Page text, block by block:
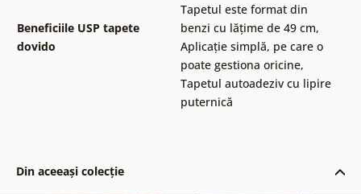
Beneficiile USP tapete
dovido
Tapetul este format din
benzi cu lățime de 49 cm,
Aplicație simplă, pe care o
poate gestiona oricine,
Tapetul autoadeziv cu lipire
puternică
Din aceeași colecție